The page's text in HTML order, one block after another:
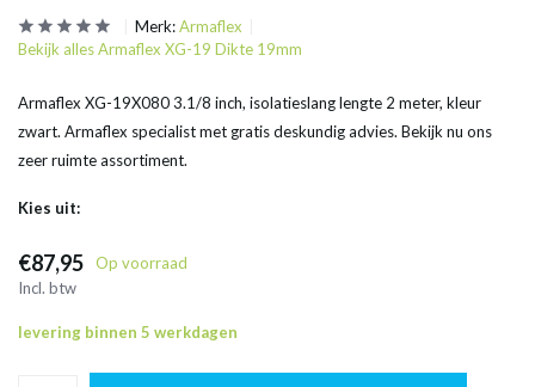
Merk:Armaflex
Bekijk alles Armaflex XG-19 Dikte 19mm
Armaflex XG-19X080 3.1/8 inch, isolatieslang lengte 2 meter, kleur
zwart. Armaflex specialist met gratis deskundig advies. Bekijk nu ons
zeer ruimte assortiment.
Kies uit:
€87,95
Op voorraad
Incl. btw
levering binnen 5 werkdagen